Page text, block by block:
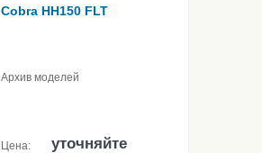
Cobra HH150 FLT
Архив моделей
Цена: уточняйте